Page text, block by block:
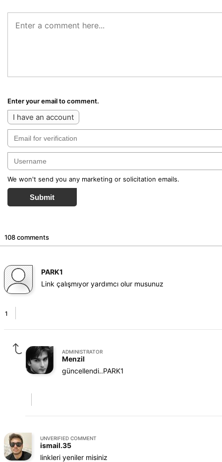
Enter your email to comment.
I have an account
We won't send you any marketing or solicitation emails.
Submit
108 comments
PARK1
Link çalışmıyor yardımcı olur musunuz
1
ADMINISTRATOR
Menzil
güncellendi..PARK1
UNVERIFIED COMMENT
ismail.35
linkleri yeniler misiniz